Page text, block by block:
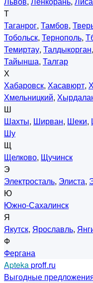
Т
Таганрог, Тамбов,
Тобольск, Тернополь,
Темиртау, Талдыкорган,
Тайынша, Талгар
Х
Хабаровск, Хасавюрт,
Хмельницкий,
Ш
Шахты, Ширван, Шеки,
Шу
Щ
Щелково, Щучинск
Э
Электросталь, Элиста,
Ю
Южно-Сахалинск
Я
Якутск, Ярославль,
Ф
Фергана
Aptekaproff.ru
Выгодные